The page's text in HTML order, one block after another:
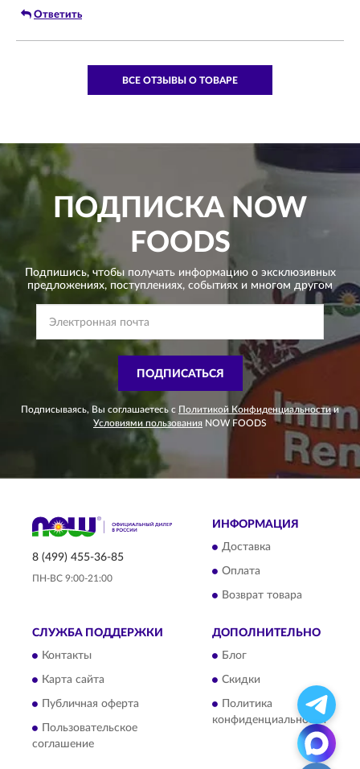
Ответить
ВСЕ ОТЗЫВЫ О ТОВАРЕ
ПОДПИСКАNOW
FOODS
Подпишись, чтобы получать информацию о эксклюзивных
предложениях,поступлениях, событиях и многом другом
ПОДПИСАТЬСЯ
Подписываясь, Вы соглашаетесь с Политикой Конфиденциальности и
Условиями пользования NOW FOODS
8 (499) 455-36-85
ПН-ВС 9:00-21:00
ИНФОРМАЦИЯ
Доставка
Оплата
Возврат товара
СЛУЖБА ПОДДЕРЖКИ
Контакты
Карта сайта
Публичная оферта
Пользовательское
соглашение
ДОПОЛНИТЕЛЬНО
Блог
Скидки
Политика
конфиденциальности